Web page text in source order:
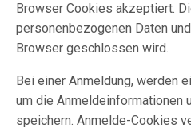
Browser Cookies akzeptiert.
personenbezogenen Daten
Browser geschlossen wird.
Bei einer Anmeldung, werden
um die Anmeldeinformationen
speichern. Anmelde-Cookies